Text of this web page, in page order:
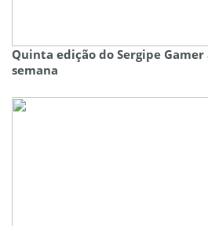
Quinta edição do Sergipe
semana